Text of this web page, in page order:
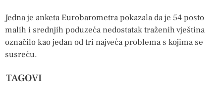
Jedna je anketa Eurobarometra pokazala da je 54 posto
malih i srednjih poduzeća nedostatak traženih vještina
označilo kao jedan od tri najveća problema s kojima se
susreću.
TAGOVI